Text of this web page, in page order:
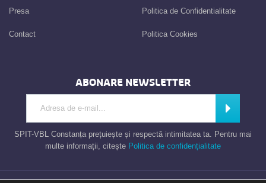
Presa
Contact
Politica de Confidentialitate
Politica Cookies
ABONARE NEWSLETTER
SPIT-VBL Constanța prețuiește și respectă intimitatea ta. Pentru mai
multe informații, citește Politica de confidențialitate